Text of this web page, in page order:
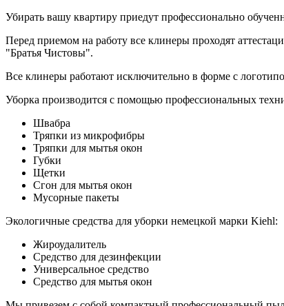
Убирать вашу квартиру приедут профессионально
Перед приемом на работу все клинеры проходят
"Братья Чистовы".
Все клинеры работают исключительно в форме с
Уборка производится с помощью профессиональных
Швабра
Тряпки из микрофибры
Тряпки для мытья окон
Губки
Щетки
Сгон для мытья окон
Мусорные пакеты
Экологичные средства для уборки немецкой марки Kiehl:
Жироудалитель
Средство для дезинфекции
Универсальное средство
Средство для мытья окон